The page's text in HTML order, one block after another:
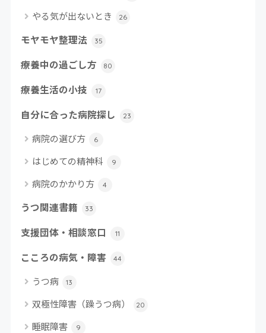
やる気が出ないとき 26
モヤモヤ整理法 35
療養中の過ごし方 80
療養生活の小技 17
自分に合った病院探し 23
病院の選び方 6
はじめての精神科 9
病院のかかり方 4
うつ関連書籍 33
支援団体・相談窓口 11
こころの病気・障害 44
うつ病 13
双極性障害（躁うつ病） 20
睡眠障害 9